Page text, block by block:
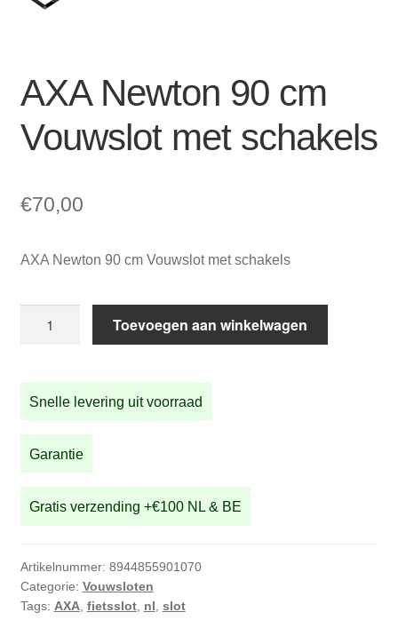
AXA Newton 90 cm
Vouwslot met schakels
€70,00
AXA Newton 90 cm Vouwslot met schakels
cm
Vouwslot
schakels
aantal
Toevoegen aan winkelwagen
Snelle levering uit voorraad
Garantie
Gratis verzending +€100 NL & BE
Artikelnummer: 8944855901070
Categorie: Vouwsloten
Tags: AXA, fietsslot, nl slot